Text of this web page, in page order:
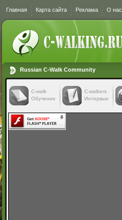
Главная Карта сайта Реклама О нас
Russian C-Walk Community
C-walk
Обучение
C-walkers
Интервью